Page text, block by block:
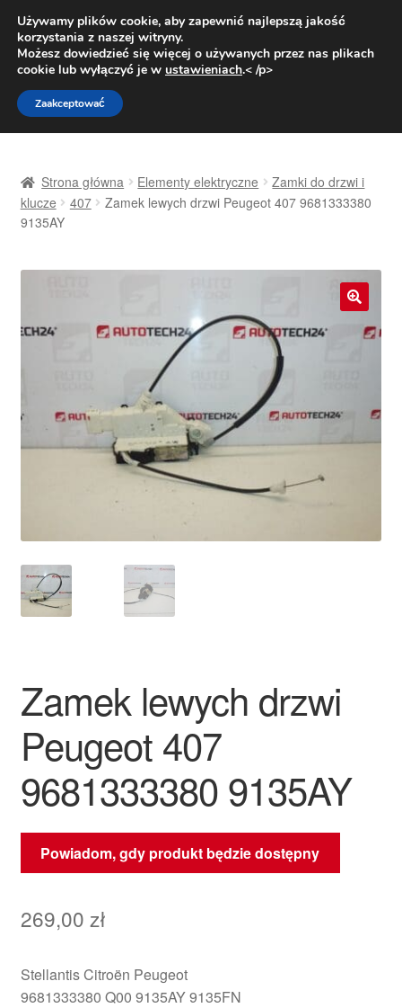
DOSTAWA od 31 zł
Pn.-pt. 9:00-16:00800 003 167
Przejdź
do
nawigacji
Przejdź
do
treści
Dostawa
Moje konto
Płatności
Polityka prywatności
Skarga
Zasady i warunki
Strona główna Elementy elektryczne
Zamki do drzwi i
klucze
407
Zamek lewych drzwi Peugeot 407 9681333380
9135AY
Zamek lewych drzwi
Peugeot 407
9681333380 9135AY
Powiadom, gdy produkt będzie dostępny
269,00 zł
Stellantis Citroën Peugeot
9681333380 Q00 9135AY 9135FN
Używamy plików cookie, aby zapewnić najlepszą jakość
korzystania z naszej witryny.
Możesz dowiedzieć się więcej o używanych przez nas plikach
cookie lub wyłączyć je w ustawieniach.< /p>
Zaakceptować